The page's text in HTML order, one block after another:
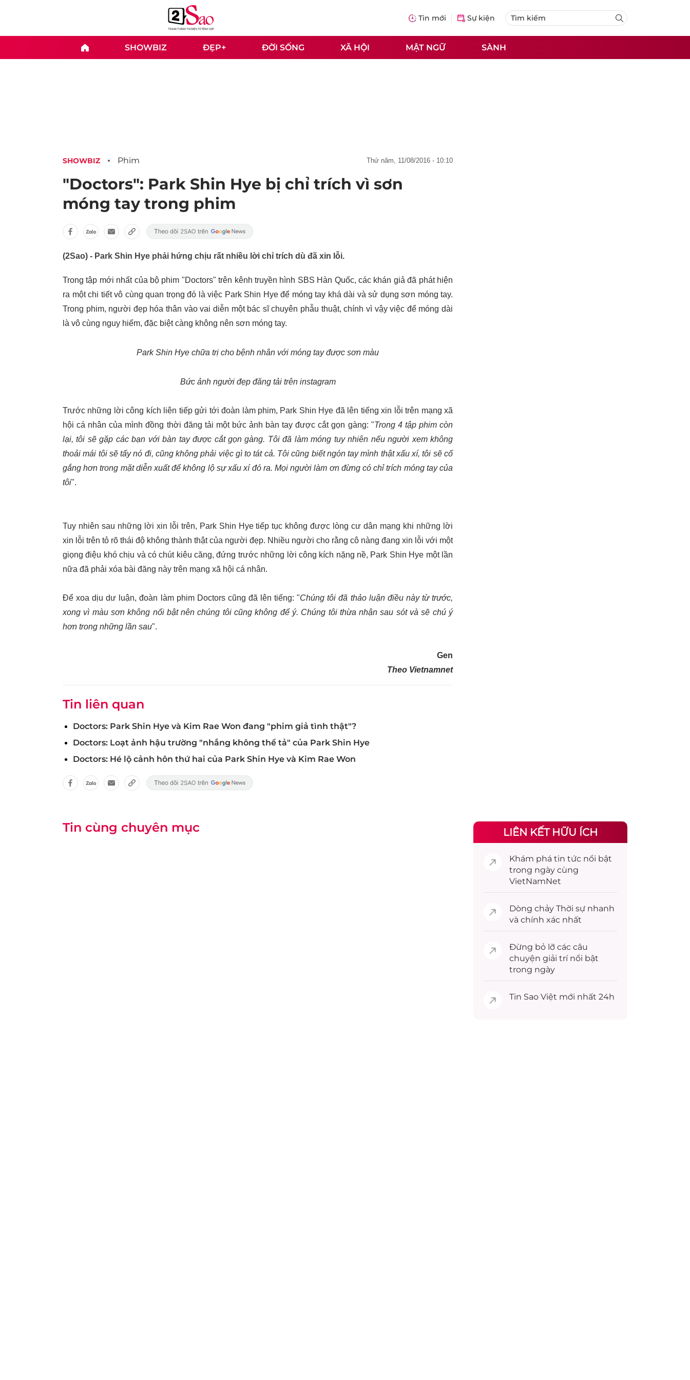
Tin mới Sự kiện
SHOWBIZ ĐẸP+ ĐỜI SỐNG XÃ HỘI MẬT NGỮ SÀNH
SHOWBIZ Phim thứ năm, 11/08/2016 - 10:10
"Doctors": Park Shin Hye bị chỉ trích vì sơn
móng tay trong phim
(2Sao) - Park Shin Hye phải hứng chịu rất nhiều lời chỉ trích dù đã xin lỗi.
Trong tập mới nhất của bộ phim "Doctors" trên kênh truyền hình SBS Hàn Quốc, các khán giả đã phát hiện
ra một chi tiết vô cùng quan trọng đó là việc Park Shin Hye để móng tay khá dài và sử dụng sơn móng tay.
Trong phim, người đẹp hóa thân vào vai diễn một bác sĩ chuyên phẫu thuật, chính vì vậy việc để móng dài
là vô cùng nguy hiểm, đặc biệt càng không nên sơn móng tay.
Park Shin Hye chữa trị cho bệnh nhân với móng tay được sơn màu
Bức ảnh người đẹp đăng tải trên instagram
Trước những lời công kích liên tiếp gửi tới đoàn làm phim, Park Shin Hye đã lên tiếng xin lỗi trên mạng xã
hội cá nhân của mình đồng thời đăng tải một bức ảnh bàn tay được cắt gọn gàng: "Trong 4 tập phim còn
lại, tôi sẽ gặp các bạn với bàn tay được cắt gọn gàng. Tôi đã làm móng tuy nhiên nếu người xem không
thoải mái tôi sẽ tẩy nó đi, cũng không phải việc gì to tát cả. Tôi cũng biết ngón tay mình thật xấu xí, tôi sẽ cố
gắng hơn trong mặt diễn xuất để không lộ sự xấu xí đó ra. Mọi người làm ơn đừng có chỉ trích móng tay của
tôi".
Tuy nhiên sau những lời xin lỗi trên, Park Shin Hye tiếp tục không được lòng cư dân mạng khi những lời
xin lỗi trên tỏ rõ thái độ không thành thật của người đẹp. Nhiều người cho rằng cô nàng đang xin lỗi với một
giọng điệu khó chịu và có chút kiêu căng, đứng trước những lời công kích nặng nề, Park Shin Hye một lần
nữa đã phải xóa bài đăng này trên mạng xã hội cá nhân.
Để xoa dịu dư luận, đoàn làm phim Doctors cũng đã lên tiếng: "Chúng tôi đã thảo luận điều này từ trước,
xong vì màu sơn không nổi bật nên chúng tôi cũng không để ý. Chúng tôi thừa nhận sau sót và sẽ chú ý
hơn trong những lần sau".
Gen
Theo Vietnamnet
Tin liên quan
Doctors: Park Shin Hye và Kim Rae Won đang "phim giả tình thật"?
Doctors: Loạt ảnh hậu trường "nhắng không thể tả" của Park Shin Hye
Doctors: Hé lộ cảnh hôn thứ hai của Park Shin Hye và Kim Rae Won
Tin cùng chuyên mục LIÊN KẾT HỮU ÍCH
Khám phá tin tức nổi bật
trong ngày cùng
VietNamNet
Dòng chảy Thời sự nhanh
và chính xác nhất
Đừng bỏ lỡ các câu
chuyện giải trínổi bật
trong ngày
Tin Sao Việt mới nhất 24h